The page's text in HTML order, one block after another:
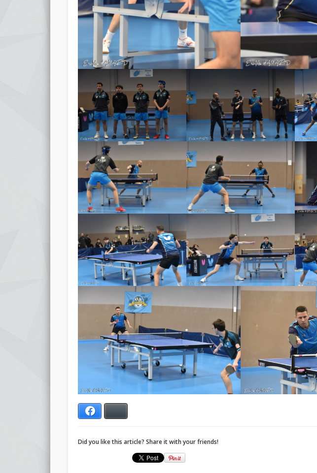
Did you like this article? Share it with your friends!